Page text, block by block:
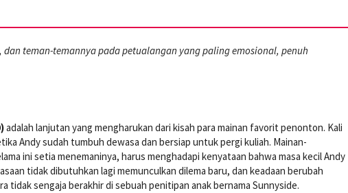
dan teman-temannya pada petualangan yang paling emosional, penuh
adalah lanjutan yang mengharukan dari kisah para mainan favorit penonton. Kali
Andy sudah tumbuh dewasa dan bersiap untuk pergi kuliah. Mainan-
ini setia menemaninya, harus menghadapi kenyataan bahwa masa kecil Andy
tidak dibutuhkan lagi memunculkan dilema baru, dan keadaan berubah
tidak sengaja berakhir di sebuah penitipan anak bernama Sunnyside.